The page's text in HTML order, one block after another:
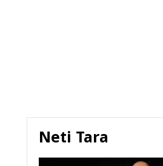
Neti Tara